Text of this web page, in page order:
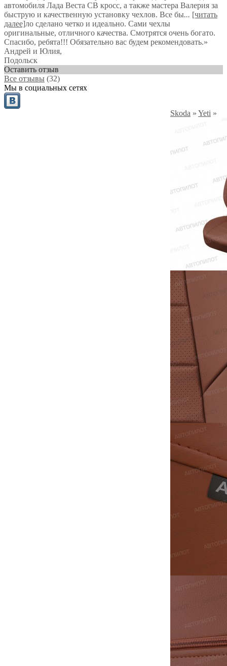
автомобиля Лада Веста СВ кросс, а также мастера Валерия за
быструю и качественную установку чехлов. Все бы... [читать
далее]ло сделано четко и идеально. Сами чехлы
оригинальные, отличного качества. Смотрятся очень богато.
Спасибо, ребята!!! Обязательно вас будем рекомендовать.»
Андрей и Юлия,
Подольск
Оставить отзыв
Все отзывы (32)
Мы в социальных сетях
Skoda » Yeti »